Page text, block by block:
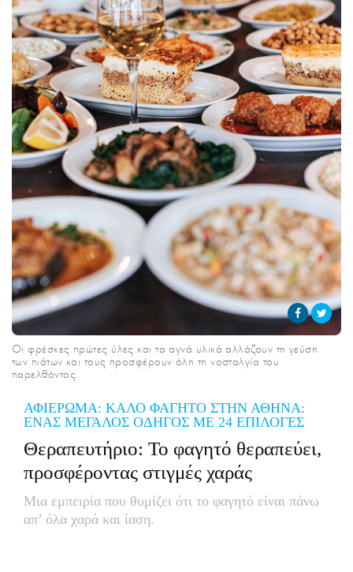
CITY GUIDE
ΑΜΠΑ
PRINT
ΑΦΙΕΡΩΜΑ: ΚΑΛΟ ΦΑΓΗΤΟ ΣΤΗΝ ΑΘΗΝΑ:
ΕΝΑΣ ΜΕΓΑΛΟΣ ΟΔΗΓΟΣ ΜΕ 24 ΕΠΙΛΟΓΕΣ
Θεραπευτήριο: Το φαγητό θεραπεύει,
προσφέροντας στιγμές χαράς
Μια εμπειρία που θυμίζει ότι το φαγητό είναι πάνω
απ’ όλα χαρά και ίαση.
Οι φρέσκες πρώτες ύλες και τα αγνά υλικά αλλάζουν τη γεύση
των πιάτων και τους προσφέρουν όλη τη νοσταλγία του
παρελθόντος.